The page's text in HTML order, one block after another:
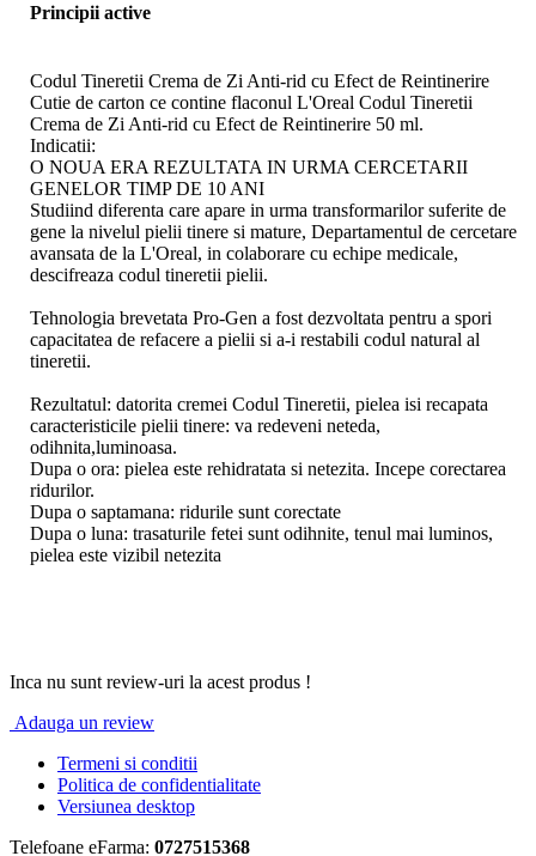
Principii active
Codul Tineretii Crema de Zi Anti-rid cu Efect de Reintinerire
Cutie de carton ce contine flaconul L'Oreal Codul Tineretii
Crema de Zi Anti-rid cu Efect de Reintinerire 50 ml.
Indicatii:
O NOUA ERA REZULTATA IN URMA CERCETARII
GENELOR TIMP DE 10 ANI
Studiind diferenta care apare in urma transformarilor suferite de
gene la nivelul pielii tinere si mature, Departamentul de cercetare
avansata de la L'Oreal, in colaborare cu echipe medicale,
descifreaza codul tineretii pielii.
Tehnologia brevetata Pro-Gen a fost dezvoltata pentru a spori
capacitatea de refacere a pielii si a-i restabili codul natural al
tineretii.
Rezultatul: datorita cremei Codul Tineretii, pielea isi recapata
caracteristicile pielii tinere: va redeveni neteda,
odihnita,luminoasa.
Dupa o ora: pielea este rehidratata si netezita. Incepe corectarea
ridurilor.
Dupa o saptamana: ridurile sunt corectate
Dupa o luna: trasaturile fetei sunt odihnite, tenul mai luminos,
pielea este vizibil netezita
Inca nu sunt review-uri la acest produs !
Adauga un review
Termeni si conditii
Politica de confidentialitate
Versiunea desktop
Telefoane eFarma: 0727515368